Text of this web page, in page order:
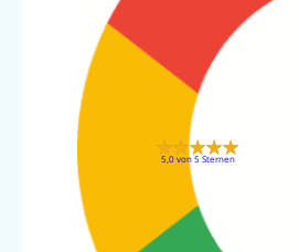
5,0 von 5 Sternen